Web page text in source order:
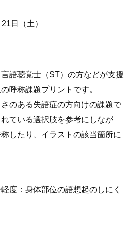
日（土）
語聴覚士（ST）の方などが支援
呼称課題プリントです。
のある失語症の方向けの課題で
ている選択肢を参考にしなが
したり、イラストの該当箇所に
度：身体部位の語想起のしにく